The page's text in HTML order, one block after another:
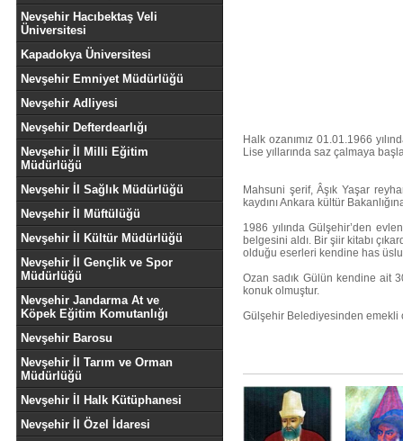
Nevşehir Hacıbektaş Veli
Üniversitesi
Kapadokya Üniversitesi
Nevşehir Emniyet Müdürlüğü
Nevşehir Adliyesi
Nevşehir Defterdearlığı
Nevşehir İl Milli Eğitim
Müdürlüğü
Nevşehir İl Sağlık Müdürlüğü
Nevşehir İl Müftülüğü
Nevşehir İl Kültür Müdürlüğü
Nevşehir İl Gençlik ve Spor
Müdürlüğü
Nevşehir Jandarma At ve
Köpek Eğitim Komutanlığı
Nevşehir Barosu
Nevşehir İl Tarım ve Orman
Müdürlüğü
Nevşehir İl Halk Kütüphanesi
Nevşehir İl Özel İdaresi
Halk ozanımız 01.01.1966
Lise yıllarında saz çalmaya
Mahsuni şerif, Âşık Yaşar
kaydını Ankara kültür
1986 yılında Gülşehir’den
belgesini aldı. Bir şiir kitabı
olduğu eserleri kendine has
Ozan sadık Gülün kendine ait
konuk olmuştur.
Gülşehir Belediyesinden emekli